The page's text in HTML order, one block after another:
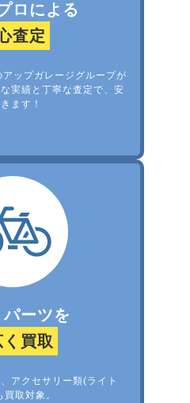
ロによる
査定
ップガレージグループが
実績と丁寧な査定で、安
ます！
ーツを
買取
アクセサリー類(ライト
取対象。